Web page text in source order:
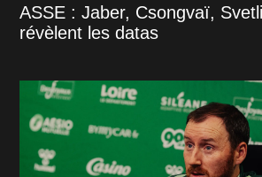
ASSE : Jaber, Csongvaï,
révèlent les datas